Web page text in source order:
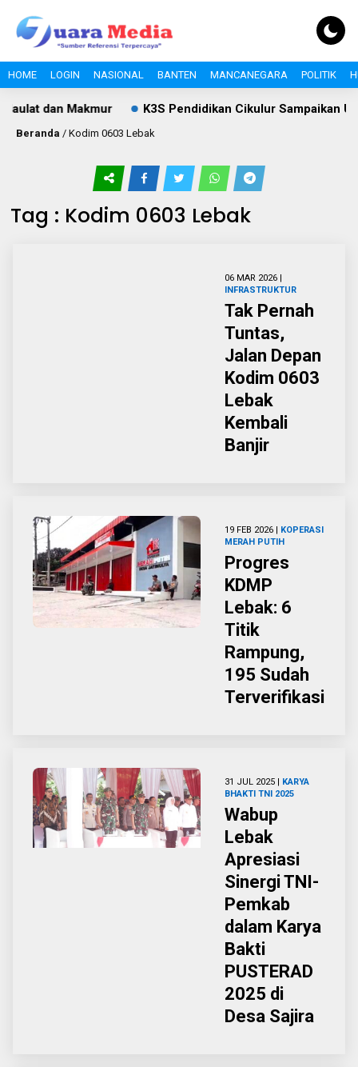
HOME LOGIN NASIONAL BANTEN MANCANEGARA POLITIK
K3S Pendidikan Cikulur Sampaikan Ucapan HUT
Beranda / Kodim 0603 Lebak
Tag : Kodim 0603 Lebak
06 MAR 2026 |
INFRASTRUKTUR
Tak Pernah
Tuntas,
Jalan Depan
Kodim 0603
Lebak
Kembali
Banjir
19 FEB 2026 | KOPERASI
MERAH PUTIH
Progres
KDMP
Lebak: 6
Titik
Rampung,
195 Sudah
Terverifikasi
31 JUL 2025 | KARYA
BHAKTI TNI 2025
Wabup
Lebak
Apresiasi
Sinergi TNI-
Pemkab
dalam Karya
Bakti
PUSTERAD
2025 di
Desa Sajira